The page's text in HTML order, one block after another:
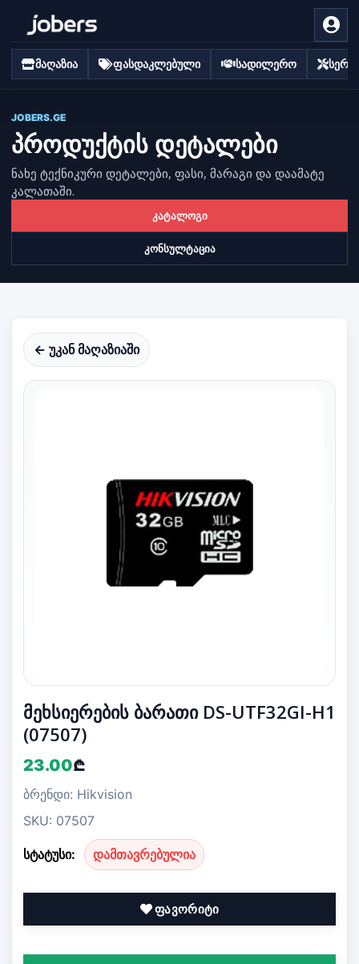
მაღაზია ფასდაკლებული სადილერო
JOBERS.GE
პროდუქტის დეტალები
ნახე ტექნიკური დეტალები, ფასი, მარაგი და დაამატე
კალათაში.
კატალოგი
კონსულტაცია
← უკან მაღაზიაში
მეხსიერების ბარათი DS-UTF32GI-H1
(07507)
23.00₾
ბრენდი: Hikvision
SKU: 07507
სტატუსი: დამთავრებულია
ფავორიტი